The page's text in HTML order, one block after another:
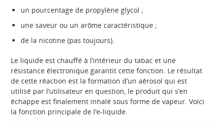
un pourcentage de propylène glycol ;
une saveur ou un arôme caractéristique ;
de la nicotine (pas toujours).
Le liquide est chauffé à l’intérieur du tabac et une
résistance électronique garantit cette fonction. Le résultat
de cette réaction est la formation d’un aérosol qui est
utilisé par l’utilisateur en question, le produit qui s’en
échappe est finalement inhalé sous forme de vapeur. Voici
la fonction principale de l’e-liquide.